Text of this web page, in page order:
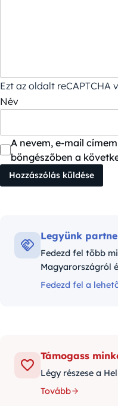
Ezt az oldalt reCAPTCHA
Név
A nevem, e-mail
böngészőben a
Legyünk
Fedezd fel több
Magyarországról
Fedezd fel a
Támogass
Légy részese a
Tovább